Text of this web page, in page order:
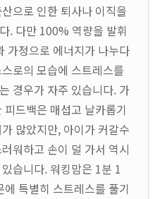
으로 인한 퇴사나 이직을
. 다만 100% 역량을 발휘
가정으로 에너지가 나누다
로의 모습에 스트레스를
경우가 자주 있습니다. 가
드백은 매섭고 날카롭기
많았지만, 아이가 커갈수
워하고 손이 덜 가서 역시
습니다. 워킹맘은 1분 1
특별히 스트레스를 풀기